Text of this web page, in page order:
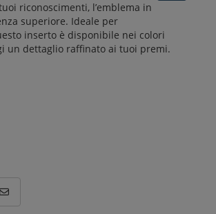
riconoscimenti, l’emblema in
superiore. Ideale per
inserto è disponibile nei colori
un dettaglio raffinato ai tuoi premi.